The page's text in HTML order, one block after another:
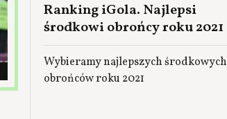
Ranking iGola. Najlepsi
środkowi obrońcy roku 2021
Wybieramy najlepszych środkowych
obrońców roku 2021